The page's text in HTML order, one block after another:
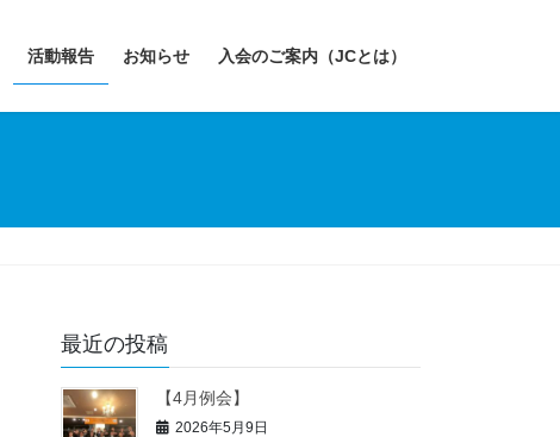
活動報告 お知らせ 入会のご案内（JCとは）
最近の投稿
【4月例会】
2026年5月9日